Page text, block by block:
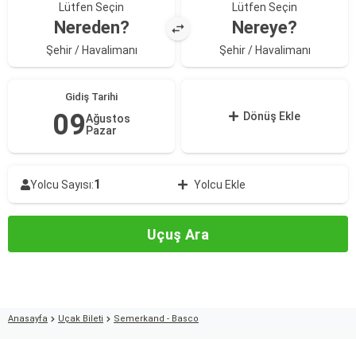
Lütfen Seçin
Nereden?
Şehir / Havalimanı
Lütfen Seçin
Nereye?
Şehir / Havalimanı
Gidiş Tarihi
09Ağustos
Pazar
Dönüş Ekle
Yolcu Sayısı:1 Yolcu Ekle
Uçuş Ara
Anasayfa Uçak Bileti Semerkand - Basco